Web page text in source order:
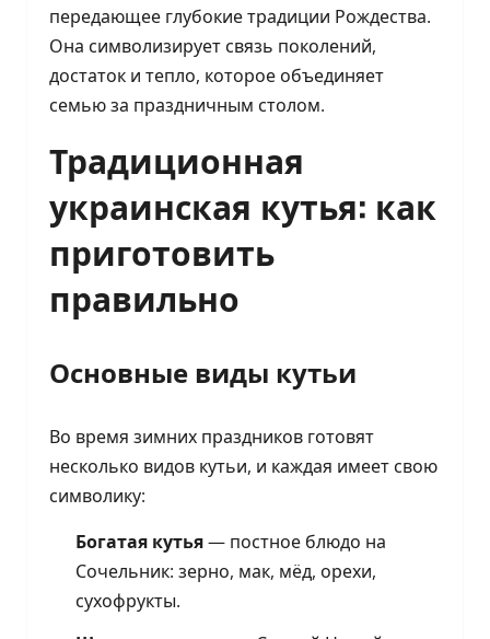
передающее глубокие традиции Рождества.
Она символизирует связь поколений,
достаток и тепло, которое объединяет
семью за праздничным столом.
Традиционная
украинская кутья: как
приготовить
правильно
Основные виды кутьи
Во время зимних праздников готовят
несколько видов кутьи, и каждая имеет свою
символику:
Богатая кутья— постное блюдо на
Сочельник: зерно, мак, мёд, орехи,
сухофрукты.